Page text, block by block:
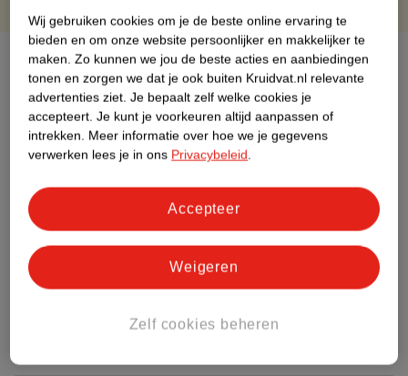
Over dit product
Productinformatie
Etiketinformatie
Nature Impact Score
Meer informatie
Wij gebruiken cookies om je de beste online ervaring te
bieden en om onze website persoonlijker en makkelijker te
maken. Zo kunnen we jou de beste acties en aanbiedingen
tonen en zorgen we dat je ook buiten Kruidvat.nl relevante
advertenties ziet. Je bepaalt zelf welke cookies je
accepteert. Je kunt je voorkeuren altijd aanpassen of
intrekken. Meer informatie over hoe we je gegevens
verwerken lees je in ons Privacybeleid.
Zelf cookies beheren
Weigeren
Accepteer